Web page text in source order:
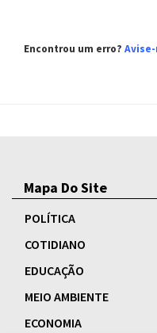
Encontrou um erro?
Mapa Do Site
POLÍTICA
COTIDIANO
EDUCAÇÃO
MEIO AMBIENTE
ECONOMIA